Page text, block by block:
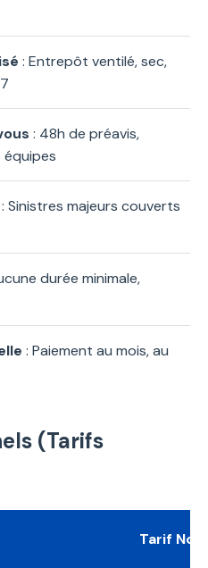
: Entrepôt ventilé, sec,
: 48h de préavis,
: Sinistres majeurs couverts
durée minimale,
: Paiement au mois, au
(Tarifs
Tarif